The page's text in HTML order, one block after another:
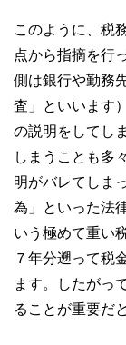
このように、税
点から指摘を行
側は銀行や勤務
査」といいます
の説明をしてし
しまうことも多
明がバレてしま
為」といった法
いう極めて重い
７年分遡って税
ます。したがっ
ることが重要だ